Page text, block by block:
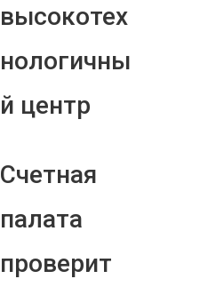
высокотех
нологичны
й центр
Счетная
палата
проверит